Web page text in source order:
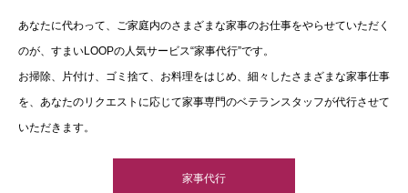
あなたに代わって、ご家庭内のさまざまな家事のお仕事をやらせていただく
のが、すまいLOOPの人気サービス“家事代行”です。
お掃除、片付け、ゴミ捨て、お料理をはじめ、細々したさまざまな家事仕事
を、あなたのリクエストに応じて家事専門のベテランスタッフが代行させて
いただきます。
家事代行